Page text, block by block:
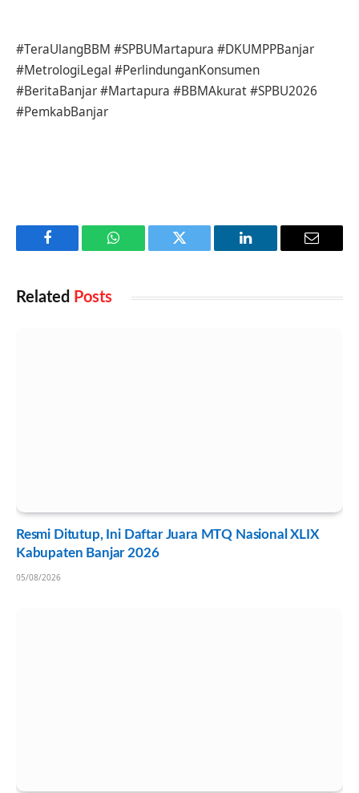
#TeraUlangBBM #SPBUMartapura #DKUMPPBanjar
#MetrologiLegal #PerlindunganKonsumen
#BeritaBanjar #Martapura #BBMAkurat #SPBU2026
#PemkabBanjar
Facebook WhatsApp Twitter LinkedIn Email
Related Posts
Resmi Ditutup, Ini Daftar Juara MTQ Nasional XLIX
Kabupaten Banjar 2026
05/08/2026